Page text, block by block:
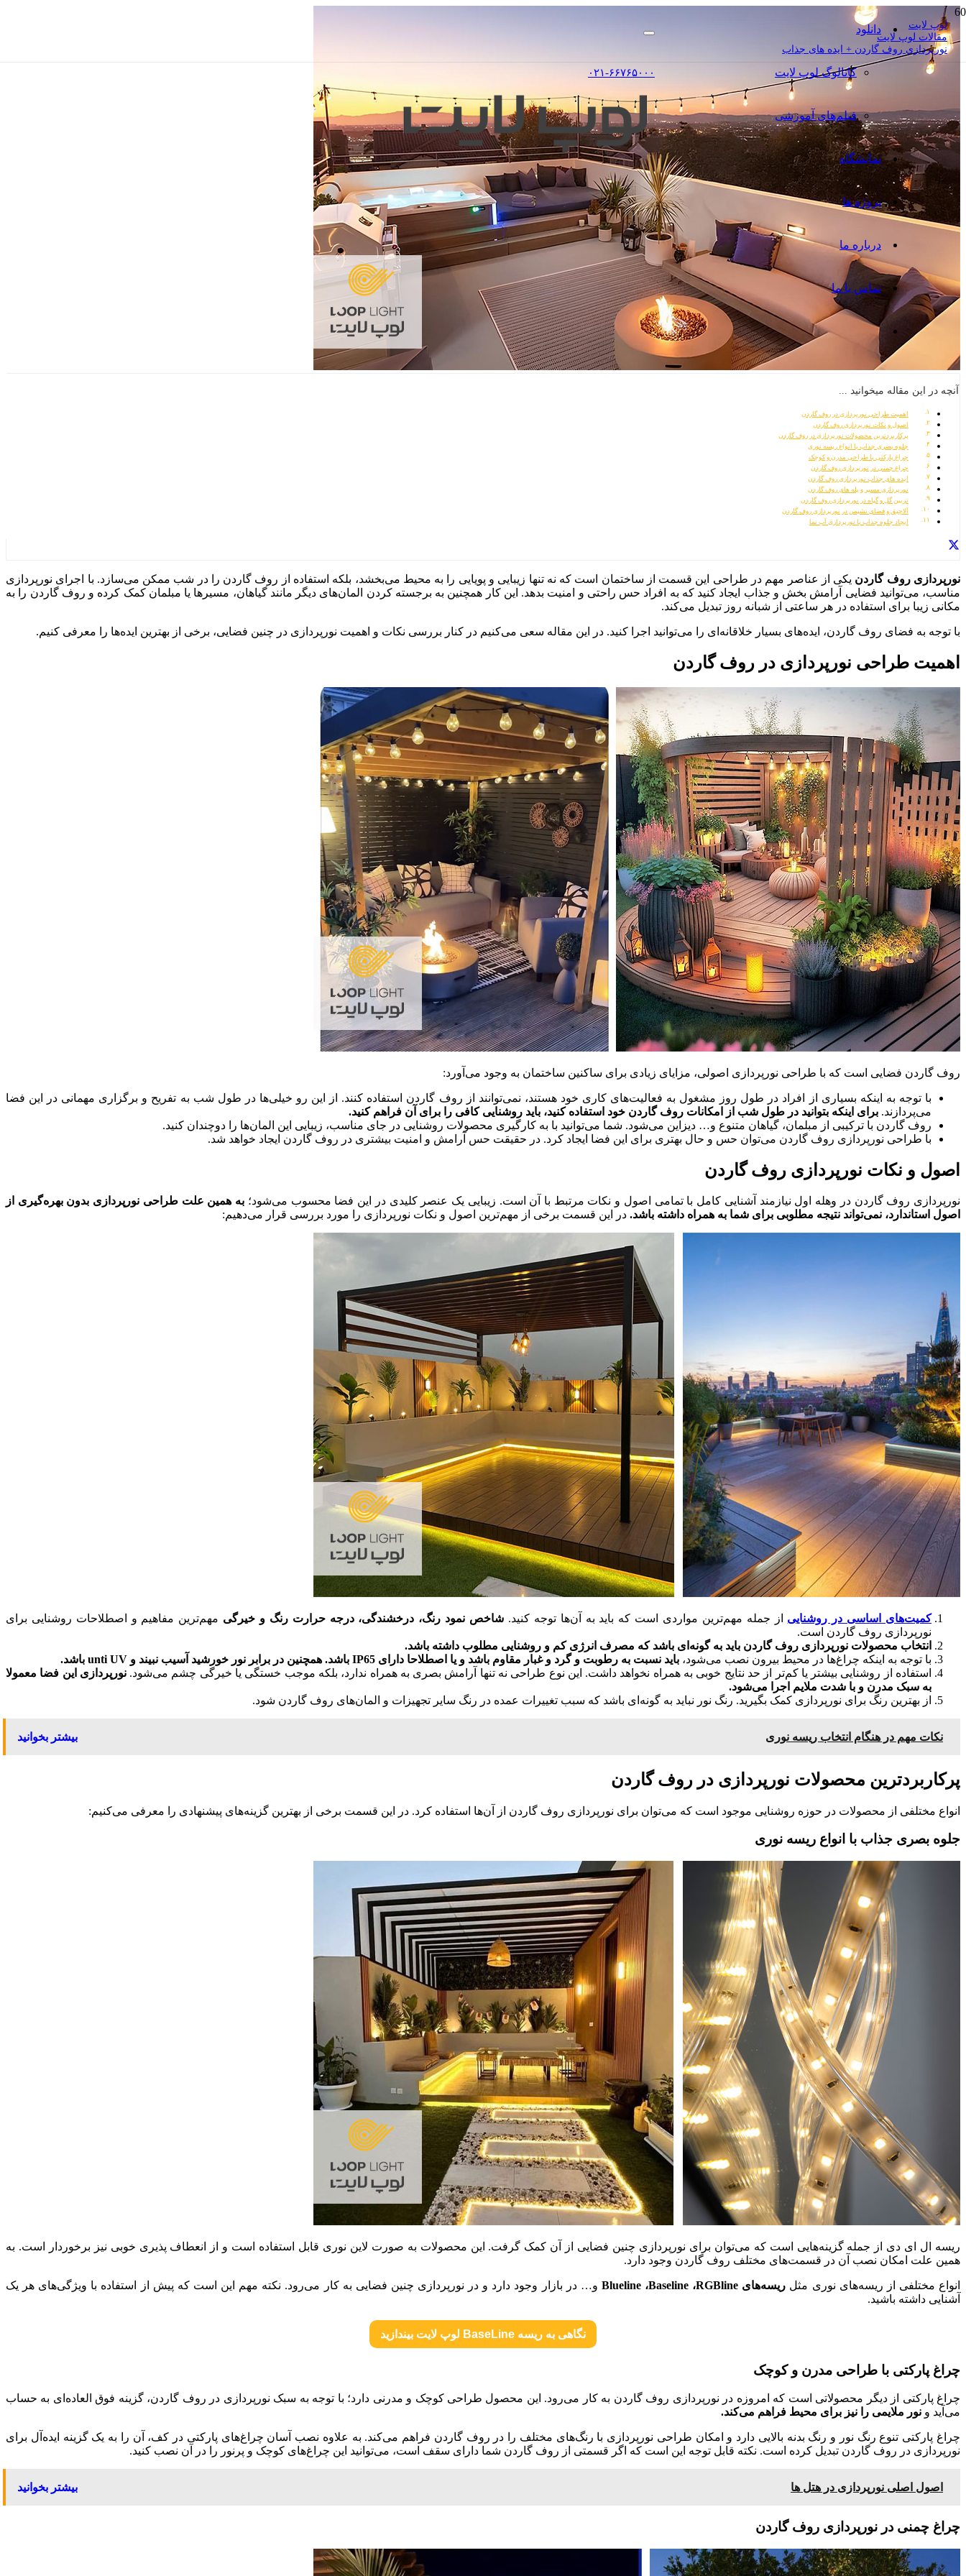
دانلود
کاتالوگ‌ لوپ لایت
فیلم‌های آموزشی
نمایشگاه
پروژه ها
درباره ما
تماس با ما
۰۲۱-۶۶۷۶۵۰۰۰
لوپ لایت
مقالات لوپ لایت
نورپردازی روف گاردن + ایده های جذاب
آنچه در این مقاله میخوانید ...
اهمیت طراحی نورپردازی در روف گاردن
اصول و نکات نورپردازی روف گاردن
پرکاربردترین محصولات نورپردازی در روف گاردن
جلوه بصری جذاب با انواع ریسه نوری
چراغ پارکتی با طراحی مدرن و کوچک
چراغ چمنی در نورپردازی روف گاردن
ایده های جذاب نورپردازی روف گاردن
نورپردازی مسیر و پله‌ های روف گاردن
تزیین گل و گیاه در نورپردازی روف گاردن
آلاچیق و فضای نشیمن در نورپردازی روف گاردن
ایجاد جلوه جذاب با نورپردازی آب نما
نورپردازی روف گاردن یکی از عناصر مهم در طراحی این قسمت از ساختمان است که نه تنها زیبایی و پویایی را به محیط می‌بخشد، بلکه استفاده از روف گاردن را در شب ممکن می‌سازد. با اجرای نورپردازی
مناسب، می‌توانید فضایی آرامش‌ بخش و جذاب ایجاد کنید که به افراد حس راحتی و امنیت بدهد. این کار همچنین به برجسته کردن المان‌های دیگر مانند گیاهان، مسیرها یا مبلمان کمک کرده و روف گاردن را به
مکانی زیبا برای استفاده در هر ساعتی از شبانه‌ روز تبدیل می‌کند.
با توجه به فضای روف گاردن، ایده‌های بسیار خلاقانه‌ای را می‌توانید اجرا کنید. در این مقاله سعی می‌کنیم در کنار بررسی نکات و اهمیت نورپردازی در چنین فضایی، برخی از بهترین ایده‌ها را معرفی کنیم.
اهمیت طراحی نورپردازی در روف گاردن
روف گاردن فضایی است که با طراحی نورپردازی اصولی، مزایای زیادی برای ساکنین ساختمان به وجود می‌آورد:
با توجه به اینکه بسیاری از افراد در طول روز مشغول به فعالیت‌های کاری خود هستند، نمی‌توانند از روف گاردن استفاده کنند. از این رو خیلی‌ها در طول شب به تفریح و برگزاری مهمانی در این فضا
می‌پردازند. برای اینکه بتوانید در طول شب از امکانات روف گاردن خود استفاده کنید، باید روشنایی کافی را برای آن فراهم کنید.
روف گاردن با ترکیبی از مبلمان، گیاهان متنوع و… دیزاین می‌شود. شما می‌توانید با به کارگیری محصولات روشنایی در جای مناسب، زیبایی این المان‌ها را دوچندان کنید.
با طراحی نورپردازی روف گاردن می‌توان حس و حال بهتری برای این فضا ایجاد کرد. در حقیقت حس آرامش و امنیت بیشتری در روف گاردن ایجاد خواهد شد.
اصول و نکات نورپردازی روف گاردن
نورپردازی روف گاردن در وهله اول نیازمند آشنایی کامل با تمامی اصول و نکات مرتبط با آن است. زیبایی یک عنصر کلیدی در این فضا محسوب می‌شود؛ به همین علت طراحی نورپردازی بدون بهره‌گیری از
اصول استاندارد، نمی‌تواند نتیجه مطلوبی برای شما به همراه داشته باشد. در این قسمت برخی از مهم‌ترین اصول و نکات نورپردازی را مورد بررسی قرار می‌دهیم:
کمیت‌های اساسی در روشنایی از جمله مهم‌ترین مواردی است که باید به آن‎‌‌ها توجه کنید. شاخص نمود رنگ، درخشندگی، درجه حرارت رنگ و خیرگی مهم‌‌ترین مفاهیم و اصطلاحات روشنایی برای
نورپردازی روف گاردن است.
انتخاب محصولات نورپردازی روف گاردن باید به‌ گونه‌ای باشد که مصرف انرژی کم و روشنایی مطلوب داشته باشد.
با توجه به اینکه چراغ‌ها در محیط بیرون نصب می‌شود، باید نسبت به رطوبت و گرد و غبار مقاوم باشد و یا اصطلاحا دارای IP65 باشد. همچنین در برابر نور خورشید آسیب نبیند و unti UV باشد.
استفاده از روشنایی بیشتر یا کم‌تر از حد نتایج خوبی به همراه نخواهد داشت. این نوع طراحی نه تنها آرامش بصری به همراه ندارد، بلکه موجب خستگی یا خیرگی چشم می‌شود.نورپردازی این فضا معمولا
به سبک مدرن و با شدت ملایم اجرا می‌شود.
از بهترین رنگ برای نورپردازی کمک بگیرید. رنگ نور نباید به گونه‌ای باشد که سبب تغییرات عمده در رنگ سایر تجهیزات و المان‌های روف گاردن شود.
بیشتر بخوانید نکات مهم در هنگام انتخاب ریسه نوری
پرکاربردترین محصولات نورپردازی در روف گاردن
انواع مختلفی از محصولات در حوزه روشنایی موجود است که می‌توان برای نورپردازی روف گاردن از آن‌ها استفاده کرد. در این قسمت برخی از بهترین گزینه‌های پیشنهادی را معرفی می‌کنیم:
جلوه بصری جذاب با انواع ریسه نوری
ریسه‌ ال ای دی از جمله گزینه‌هایی است که می‌توان برای نورپردازی چنین فضایی از آن‌ کمک گرفت. این محصولات به صورت لاین نوری قابل استفاده است و از انعطاف‌ پذیری خوبی نیز برخوردار است. به
همین علت امکان نصب آن در قسمت‌های مختلف روف گاردن وجود دارد.
انواع مختلفی از ریسه‌های نوری مثل ریسه‌های Blueline ،Baseline ،RGBline
و… در بازار وجود دارد و در نورپردازی چنین فضایی به کار می‌رود. نکته مهم این است که پیش از استفاده با ویژگی‌های هر یک
آشنایی داشته باشید.
نگاهی به ریسه BaseLine لوپ لایت بیندازید
چراغ پارکتی با طراحی مدرن و کوچک
چراغ‌ پارکتی از دیگر محصولاتی است که امروزه در نورپردازی روف گاردن به کار می‌رود. این محصول طراحی کوچک و مدرنی دارد؛ با توجه به سبک نورپردازی در روف گاردن، گزینه فوق‌ العاده‌ای به حساب
می‌آید و نور ملایمی را نیز برای محیط فراهم می‌کند.
چراغ پارکتی تنوع رنگ نور و رنگ بدنه بالایی دارد و امکان طراحی نورپردازی با رنگ‌های مختلف را در روف گاردن فراهم می‌کند. به علاوه نصب آسان چراغ‌های پارکتی در کف، آن را به یک گزینه ایده‌آل برای
نورپردازی در روف گاردن تبدیل کرده است. نکته قابل توجه این است که اگر قسمتی از روف گاردن شما دارای سقف است، می‌توانید این چراغ‌های کوچک و پرنور را در آن نصب کنید.
بیشتر بخوانید اصول اصلی نورپردازی در هتل ها
چراغ چمنی در نورپردازی روف گاردن